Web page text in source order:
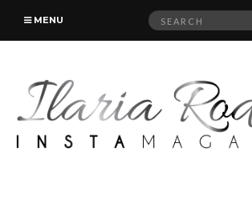
MENU
Search